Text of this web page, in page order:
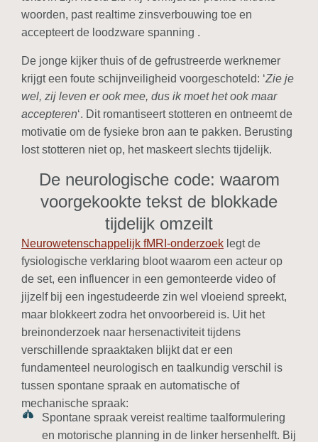
woorden, past realtime zinsverbouwing toe en
accepteert de loodzware spanning .
De jonge kijker thuis of de gefrustreerde werknemer
krijgt een foute schijnveiligheid voorgeschoteld: ‘Zie je
wel, zij leven er ook mee, dus ik moet het ook maar
accepteren‘. Dit romantiseert stotteren en ontneemt de
motivatie om de fysieke bron aan te pakken. Berusting
lost stotteren niet op, het maskeert slechts tijdelijk.
De neurologische code: waarom
voorgekookte tekst de blokkade
tijdelijk omzeilt
Neurowetenschappelijk fMRI-onderzoek legt de
fysiologische verklaring bloot waarom een acteur op
de set, een influencer in een gemonteerde video of
jijzelf bij een ingestudeerde zin wel vloeiend spreekt,
maar blokkeert zodra het onvoorbereid is. Uit het
breinonderzoek naar hersenactiviteit tijdens
verschillende spraaktaken blijkt dat er een
fundamenteel neurologisch en taalkundig verschil is
tussen spontane spraak en automatische of
mechanische spraak:
Spontane spraak vereist realtime taalformulering
en motorische planning in de linker hersenhelft. Bij